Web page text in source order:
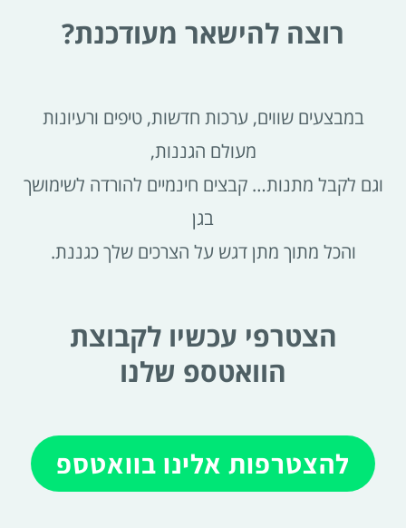
רוצה להישאר מעודכנת?
במבצעים שווים, ערכות חדשות, טיפים ורעיונות
מעולם הגננות,
וגם לקבל מתנות… קבצים חינמיים להורדה לשימושך
בגן
והכל מתוך מתן דגש על הצרכים שלך כגננת.
הצטרפי עכשיו לקבוצת
הוואטספ שלנו
להצטרפות אלינו בוואטספ